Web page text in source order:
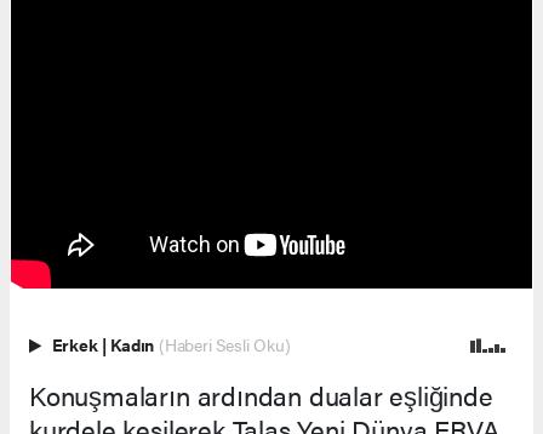
Erkek | Kadın (Haberi Sesli Oku)
Konuşmaların ardından dualar eşliğinde